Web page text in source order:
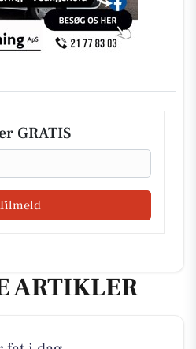
GRATIS
ARTIKLER